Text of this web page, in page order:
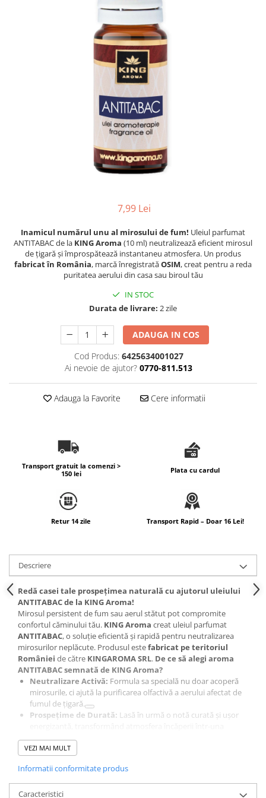
Difuzoare Uleiuri Clasice
Suporți Conuri & bețe parfumate
Suporți Conuri Backflow
Flacoane & Recipiente
Cutii carton și soluții de expediere
Soluții Retail, B2B & Display
Parfum pentru rufe (Bax/Vrac)
Uleiuri parfumate aromaterapie
Odorizante Auto cu Pulverizator
7,99 Lei
Inamicul numărul unu al mirosului de fum! Uleiul parfumat
ANTITABAC de la KING Aroma (10 ml) neutralizează eficient mirosul
de țigară și împrospătează instantaneu atmosfera. Un produs
fabricat în România, marcă înregistratăOSIM, creat pentru a reda
puritatea aerului din casa sau biroul tău
IN STOC
Durata de livrare: 2 zile
ADAUGA IN COS
Cod Produs: 6425634001027
Ai nevoie de ajutor? 0770-811.513
Adauga la Favorite Cere informatii
Transport gratuit la comenzi >
150 lei
Plata cu cardul
Retur 14 zile Transport Rapid – Doar 16 Lei!
Descriere
Redă casei tale prospețimea naturală cu ajutorul uleiului
ANTITABAC de la KING Aroma!
Mirosul persistent de fum sau aerul stătut pot compromite
confortul căminului tău. KING Aroma creat uleiul parfumat
ANTITABAC, o soluție eficientă și rapidă pentru neutralizarea
mirosurilor neplăcute. Produsul estefabricat pe teritoriul
României de către KINGAROMA SRL. De ce să alegi aroma
ANTITABAC semnată de KING Aroma?
Neutralizare Activă: Formula sa specială nu doar acoperă
mirosurile, ci ajută la purificarea olfactivă a aerului afectat de
fumul de țigară.
Prospețime de Durată: Lasă în urmă o notă curată și ușor
primitoare.
Calitate Garantată de Producător:
standardele de calitate KING Aroma pentru o difuzare optimă.
Eficiență Sporită:
VEZI MAI MULT
Informatii conformitate produs
Caracteristici